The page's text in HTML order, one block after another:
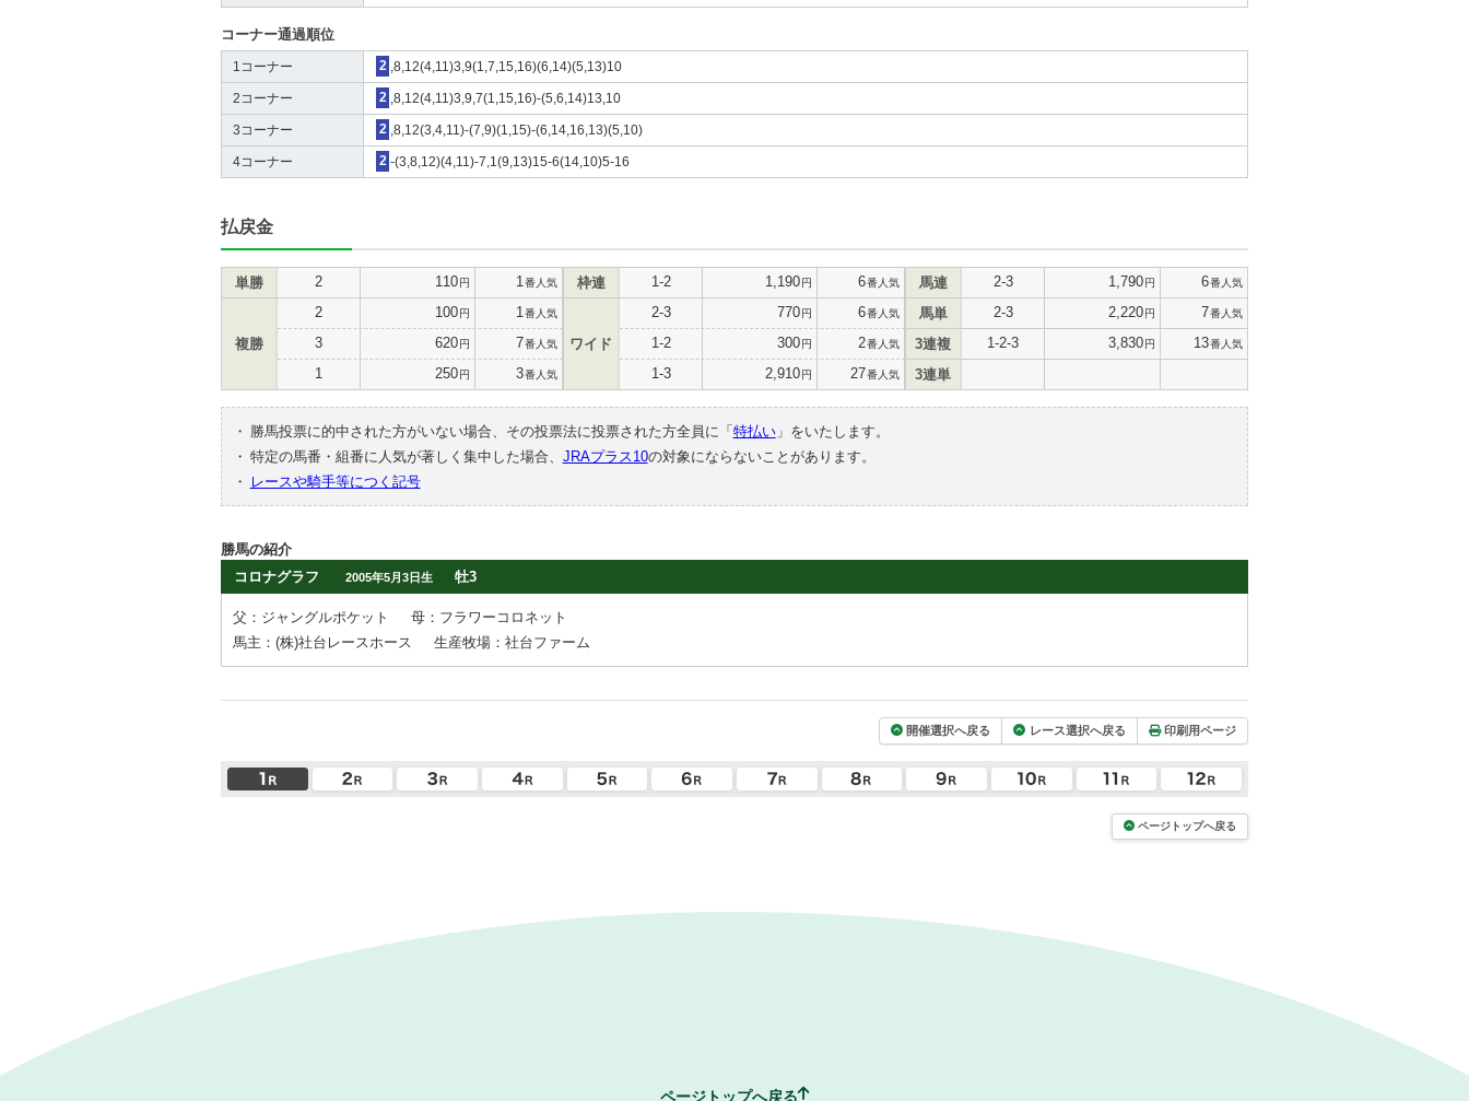
コーナー通過順位
1コーナー 2 ,8,12(4,11)3,9(1,7,15,16)(6,14)(5,13)10
2コーナー 2 ,8,12(4,11)3,9,7(1,15,16)-(5,6,14)13,10
3コーナー 2 ,8,12(3,4,11)-(7,9)(1,15)-(6,14,16,13)(5,10)
4コーナー 2 -(3,8,12)(4,11)-7,1(9,13)15-6(14,10)5-16
払戻金
単勝 2 110円 1 番人気
複勝
2 100円 1 番人気
3 620円 7番人気
1 250円 3番人気
枠連 1-2 1,190円 6番人気
ワイド
2-3 770円 6番人気
1-2 300円 2番人気
1-3 2,910円 27番人気
馬連 2-3 1,790円 6番人気
馬単 2-3 2,220円 7番人気
3連複 1-2-3 3,830円 13番人気
3連単
・ 勝馬投票に的中された方がいない場合、その投票法に投票された方全員に「 特払い」をいたします。
・ 特定の馬番・組番に人気が著しく集中した場合、 JRAプラス10の対象にならないことがあります。
・
レースや騎手等につく記号
勝馬の紹介
コロナグラフ
2005年5月3日生 牡3
父：ジャングルポケット
母：フラワーコロネット
馬主：(株)社台レースホース
生産牧場：社台ファーム
開催選択へ戻る レース選択へ戻る 印刷用ページ
ページトップへ戻る
ページトップへ戻る